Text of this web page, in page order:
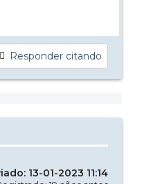
Responder citando
13-01-2023 11:14